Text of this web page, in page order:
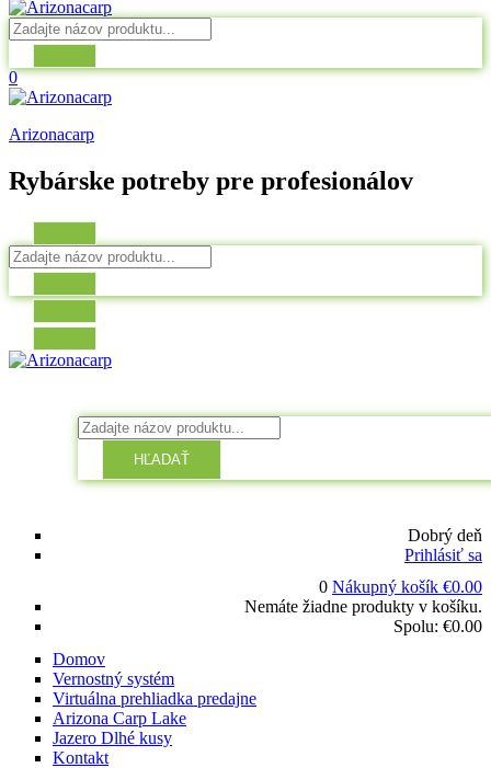
0
Arizonacarp
Rybárske potreby pre profesionálov
HĽADAŤ
Dobrý deň
Prihlásiť sa
0 Nákupný košík €0.00
Nemáte žiadne produkty v košíku.
Spolu: €0.00
Domov
Vernostný systém
Virtuálna prehliadka predajne
Arizona Carp Lake
Jazero Dlhé kusy
Kontakt